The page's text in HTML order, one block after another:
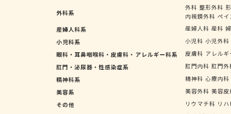
外科系
外科 整形外科
内視鏡外科 ペイ
産婦人科系
産婦人科 産科
小児科系
小児科 小児外科
眼科・耳鼻咽喉科・皮膚科・アレルギー科系
皮膚科 アレルギ
肛門・泌尿器・性感染症系
肛門内科 肛門外
精神科系
精神科 心療内科
美容系
美容外科 美容皮
その他
リウマチ科 リ